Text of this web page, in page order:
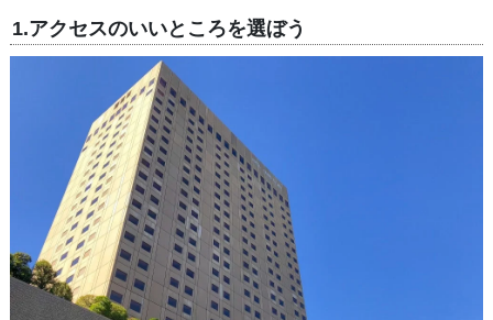
1.アクセスのいいところを選ぼう